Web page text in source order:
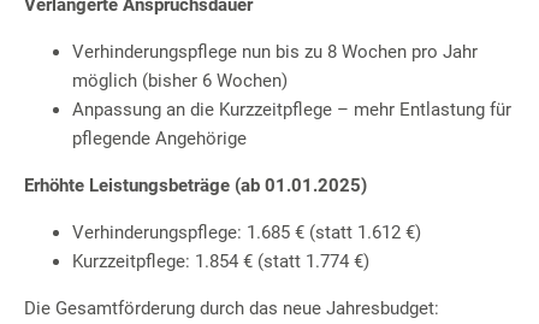
Verlängerte Anspruchsdauer
Verhinderungspflege nun bis zu 8 Wochen pro Jahr
möglich (bisher 6 Wochen)
Anpassung an die Kurzzeitpflege – mehr Entlastung für
pflegende Angehörige
Erhöhte Leistungsbeträge (ab 01.01.2025)
Verhinderungspflege: 1.685 € (statt 1.612 €)
Kurzzeitpflege: 1.854 € (statt 1.774 €)
Die Gesamtförderung durch das neue Jahresbudget: